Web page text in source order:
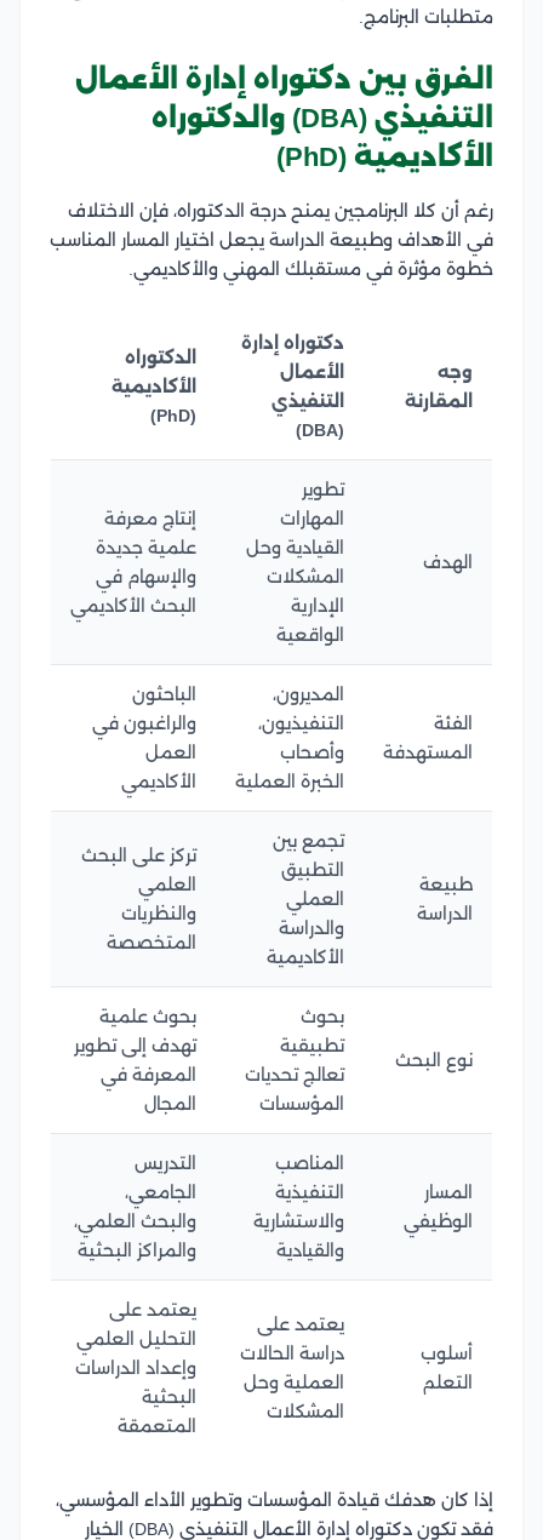
متطلبات البرنامج.
الفرق بين دكتوراه إدارة الأعمال
التنفيذي (DBA) والدكتوراه
الأكاديمية (PhD)
رغم أن كلا البرنامجين يمنح درجة الدكتوراه، فإن الاختلاف
في الأهداف وطبيعة الدراسة يجعل اختيار المسار المناسب
خطوة مؤثرة في مستقبلك المهني والأكاديمي.
وجه
المقارنة
دكتوراه إدارة
الأعمال
التنفيذي
(DBA)
الدكتوراه
الأكاديمية
(PhD)
الهدف
تطوير
المهارات
القيادية وحل
المشكلات
الإدارية
الواقعية
إنتاج معرفة
علمية جديدة
والإسهام في
البحث الأكاديمي
الفئة
المستهدفة
المديرون،
التنفيذيون،
وأصحاب
الخبرة العملية
الباحثون
والراغبون في
العمل
الأكاديمي
طبيعة
الدراسة
تجمع بين
التطبيق
العملي
والدراسة
الأكاديمية
تركز على البحث
العلمي
والنظريات
المتخصصة
نوع البحث
بحوث
تطبيقية
تعالج تحديات
المؤسسات
بحوث علمية
تهدف إلى تطوير
المعرفة في
المجال
المسار
الوظيفي
المناصب
التنفيذية
والاستشارية
والقيادية
التدريس
الجامعي،
والبحث العلمي،
والمراكز البحثية
أسلوب
التعلم
يعتمد على
دراسة الحالات
العملية وحل
المشكلات
يعتمد على
التحليل العلمي
وإعداد الدراسات
البحثية
المتعمقة
إذا كان هدفك قيادة المؤسسات وتطوير الأداء المؤسسي،
فقد تكون دكتوراه إدارة الأعمال التنفيذي (DBA) الخيار